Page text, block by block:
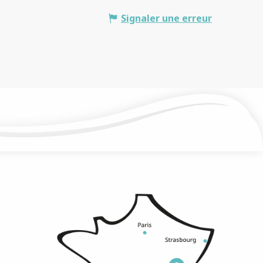
Signaler une erreur